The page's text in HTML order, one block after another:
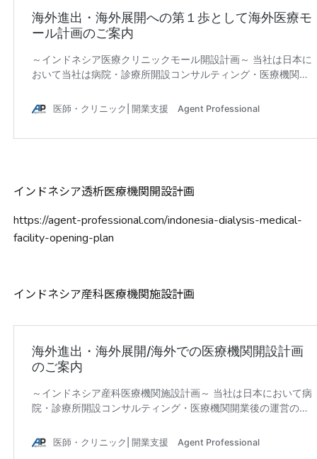
インドネシア透析医療機関開設計画
https://agent-professional.com/indonesia-dialysis-medical-
facility-opening-plan
インドネシア産科医療機関施設計画